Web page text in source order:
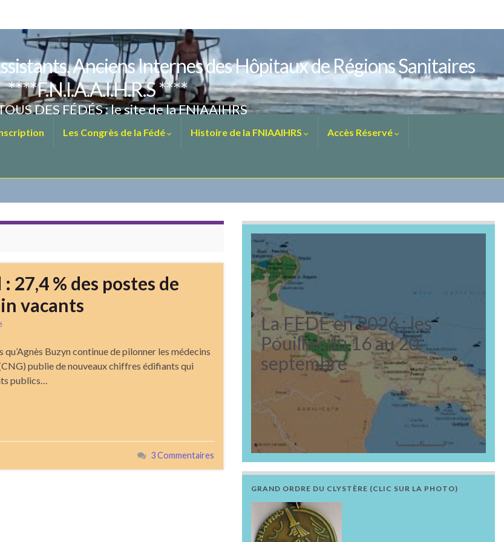
Anciens Internes des Hôpitaux de Régions Sanitaires
****F.N.I.A.A.I.H.R.S ****
DES FÉDÉS : le site de la FNIAAIHRS
Les Congrès de la Fédé Histoire de la FNIAAIHRS Accès Réservé
% des postes de
vacants
Buzyn continue de pilonner les médecins
publie de nouveaux chiffres édifiants qui
publics…
3 Commentaires
La FEDE en 2026 : les
Pouilles du 16 au 20
septembre
GRAND ORDRE DU CLYSTÈRE (CLIC SUR LA PHOTO)